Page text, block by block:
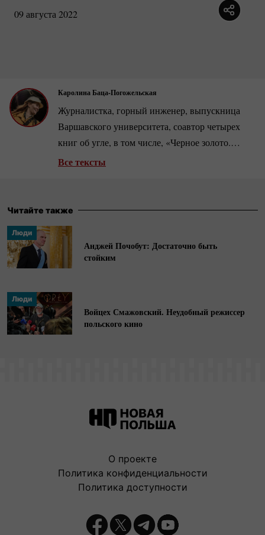
09 августа 2022
Каролина Баца-Погожельская
Журналистка, горный инженер, выпускница
Варшавского университета, соавтор четырех
книг об угле, в том числе, «Черное золото.
Войны за уголь из Донбасса» совместно с
частности, премии Grand Press и премии им.
Все тексты
Читайте также
Люди
Анджей Почобут: Достаточно быть
стойким
Люди
Войцех Смажовский. Неудобный режиссер
польского кино
О проекте
Политика конфиденциальности
Политика доступности